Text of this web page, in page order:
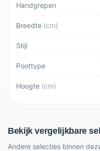
Handgrepen
Breedte (cm)
Stijl
Poottype
Hoogte (cm)
Bekijk vergelijkbare
Andere selecties binnen